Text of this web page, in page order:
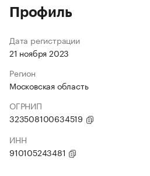
Профиль
Дата регистрации
21 ноября 2023
Регион
Московская область
ОГРНИП
323508100634519
ИНН
910105243481